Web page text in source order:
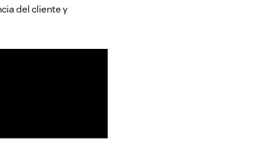
del cliente y